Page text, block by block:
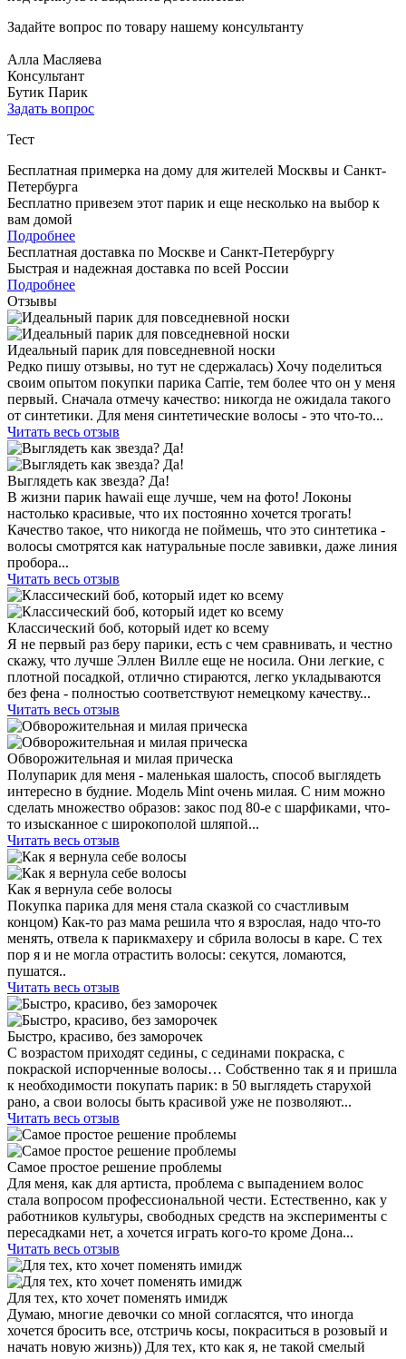
Задайте вопрос по товару нашему консультанту
Алла Масляева
Консультант
Бутик Парик
Задать вопрос
Тест
Бесплатная примерка на дому для жителей Москвы и Санкт-
Петербурга
Бесплатно привезем этот парик и еще несколько на выбор к
вам домой
Подробнее
Бесплатная доставка по Москве и Санкт-Петербургу
Быстрая и надежная доставка по всей России
Подробнее
Отзывы
Идеальный парик для повседневной носки
Редко пишу отзывы, но тут не сдержалась) Хочу поделиться
своим опытом покупки парика Carrie, тем более что он у меня
первый. Сначала отмечу качество: никогда не ожидала такого
от синтетики. Для меня синтетические волосы - это что-то...
Читать весь отзыв
Выглядеть как звезда? Да!
В жизни парик hawaii еще лучше, чем на фото! Локоны
настолько красивые, что их постоянно хочется трогать!
Качество такое, что никогда не поймешь, что это синтетика -
волосы смотрятся как натуральные после завивки, даже линия
пробора...
Читать весь отзыв
Классический боб, который идет ко всему
Я не первый раз беру парики, есть с чем сравнивать, и честно
скажу, что лучше Эллен Вилле еще не носила. Они легкие, с
плотной посадкой, отлично стираются, легко укладываются
без фена - полностью соответствуют немецкому качеству...
Читать весь отзыв
Обворожительная и милая прическа
Полупарик для меня - маленькая шалость, способ выглядеть
интересно в будние. Модель Mint очень милая. С ним можно
сделать множество образов: закос под 80-е с шарфиками, что-
то изысканное с широкополой шляпой...
Читать весь отзыв
Как я вернула себе волосы
Покупка парика для меня стала сказкой со счастливым
концом) Как-то раз мама решила что я взрослая, надо что-то
менять, отвела к парикмахеру и сбрила волосы в каре. С тех
пор я и не могла отрастить волосы: секутся, ломаются,
пушатся..
Читать весь отзыв
Быстро, красиво, без заморочек
С возрастом приходят седины, с сединами покраска, с
покраской испорченные волосы… Собственно так я и пришла
к необходимости покупать парик: в 50 выглядеть старухой
рано, а свои волосы быть красивой уже не позволяют...
Читать весь отзыв
Самое простое решение проблемы
Для меня, как для артиста, проблема с выпадением волос
стала вопросом профессиональной чести. Естественно, как у
работников культуры, свободных средств на эксперименты с
пересадками нет, а хочется играть кого-то кроме Дона...
Читать весь отзыв
Для тех, кто хочет поменять имидж
Думаю, многие девочки со мной согласятся, что иногда
хочется бросить все, отстричь косы, покраситься в розовый и
начать новую жизнь)) Для тех, кто как я, не такой смелый